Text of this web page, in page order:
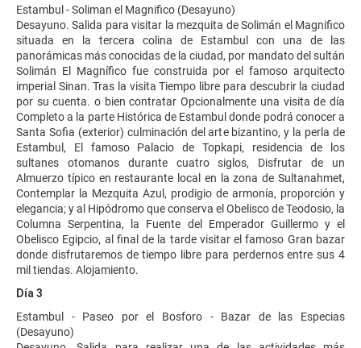
Estambul - Soliman el Magnifico (Desayuno)
Desayuno. Salida para visitar la mezquita de Solimán el Magnifico
situada en la tercera colina de Estambul con una de las
panorámicas más conocidas de la ciudad, por mandato del sultán
Solimán El Magnífico fue construida por el famoso arquitecto
imperial Sinan. Tras la visita Tiempo libre para descubrir la ciudad
por su cuenta. o bien contratar Opcionalmente una visita de día
Completo a la parte Histórica de Estambul donde podrá conocer a
Santa Sofia (exterior) culminación del arte bizantino, y la perla de
Estambul, El famoso Palacio de Topkapi, residencia de los
sultanes otomanos durante cuatro siglos, Disfrutar de un
Almuerzo típico en restaurante local en la zona de Sultanahmet,
Contemplar la Mezquita Azul, prodigio de armonía, proporción y
elegancia; y al Hipódromo que conserva el Obelisco de Teodosio, la
Columna Serpentina, la Fuente del Emperador Guillermo y el
Obelisco Egipcio, al final de la tarde visitar el famoso Gran bazar
donde disfrutaremos de tiempo libre para perdernos entre sus 4
mil tiendas. Alojamiento.
Día 3
Estambul - Paseo por el Bosforo - Bazar de las Especias
(Desayuno)